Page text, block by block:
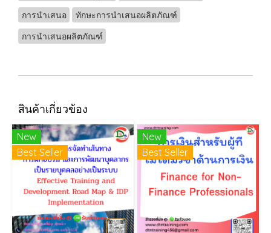
การนำเสนอ
ทักษะการนำเสนอผลิตภัณฑ์
การนำเสนอผลิตภัณฑ์
สินค้าเกี่ยวข้อง
New
Best Seller
New
Best Seller